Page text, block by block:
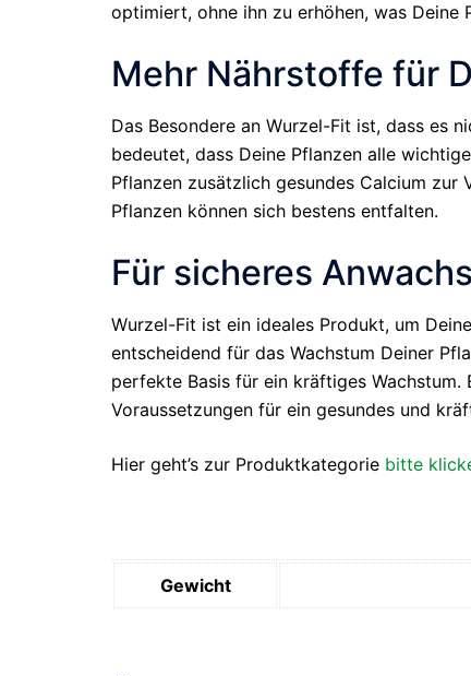
optimiert, ohne ihn zu erhöhen, was
Mehr Nährstoffe für
Das Besondere an Wurzel-Fit ist, dass es
bedeutet, dass Deine Pflanzen alle
Pflanzen zusätzlich gesundes Calcium
Pflanzen können sich bestens entfalten.
Für sicheres
Wurzel-Fit ist ein ideales Produkt, um
entscheidend für das Wachstum Deiner
perfekte Basis für ein kräftiges
Voraussetzungen für ein gesundes und
Hier geht’s zur Produktkategorie bitte
Gewicht